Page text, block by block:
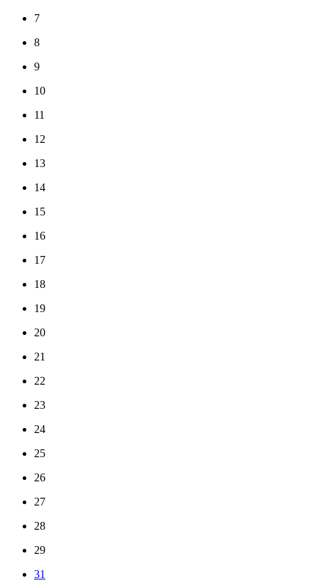
7
8
9
10
11
12
13
14
15
16
17
18
19
20
21
22
23
24
25
26
27
28
29
31